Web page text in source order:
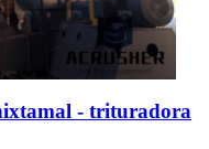
- trituradora